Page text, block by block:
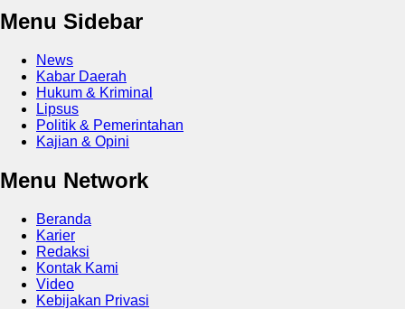
Menu Sidebar
News
Kabar Daerah
Hukum & Kriminal
Lipsus
Politik & Pemerintahan
Kajian & Opini
Menu Network
Beranda
Karier
Redaksi
Kontak Kami
Video
Kebijakan Privasi